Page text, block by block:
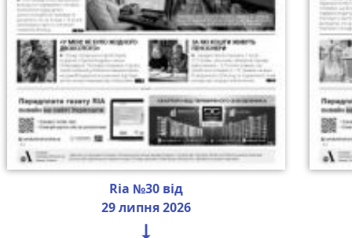
Ria №30 від
29 липня 2026